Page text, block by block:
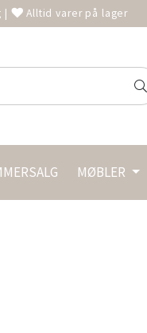
| Alltid varer på lager
MØBLER